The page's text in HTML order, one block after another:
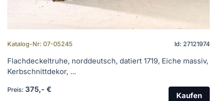
Katalog-Nr: 07-05245 Id: 27121974
Flachdeckeltruhe, norddeutsch, datiert 1719, Eiche massiv,
Kerbschnittdekor, ...
Preis: 375,- €
Kaufen